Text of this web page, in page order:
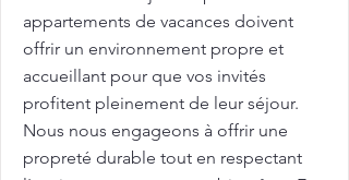
appartements de vacances doivent
offrir un environnement propre et
accueillant pour que vos invités
profitent pleinement de leur séjour.
Nous nous engageons à offrir une
propreté durable tout en respectant